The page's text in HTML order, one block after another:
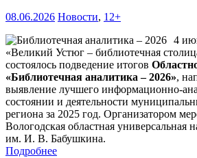
08.06.2026 Новости, 12+
4
«Великий Устюг – библиотечная
состоялось подведение итогов
«Библиотечная аналитика – 2026»,
выявление лучшего информационно-
состоянии и деятельности
региона за 2025 год. Организатором
Вологодская областная универсальная
им. И. В. Бабушкина.
Подробнее